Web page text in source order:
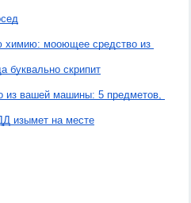
химию: мооющее средство из
буквально скрипит
из вашей машины: 5 предметов,
изымет на месте